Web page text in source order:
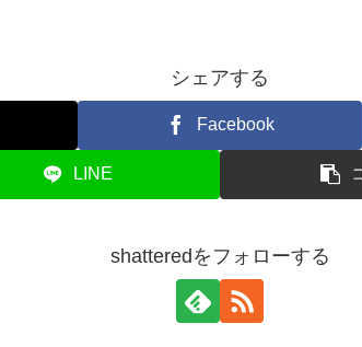
シェアする
Facebook
LINE
shatteredをフォローする